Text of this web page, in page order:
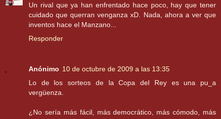
Un rival que ya han enfrentado hace poco, hay que tener
cuidado que querran venganza xD. Nada, ahora a ver que
inventos hace el Manzano...
Responder
Anónimo 10 de octubre de 2009 a las 13:35
Lo de los sorteos de la Copa del Rey es una pu_a
vergüenza.
¿No sería más fácil, más democrático, más cómodo, más